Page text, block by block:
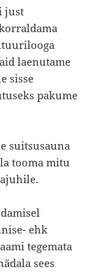
just
laenutame
sisse
pakume
suitsusauna
tooma mitu
ehk
tegemata
sees